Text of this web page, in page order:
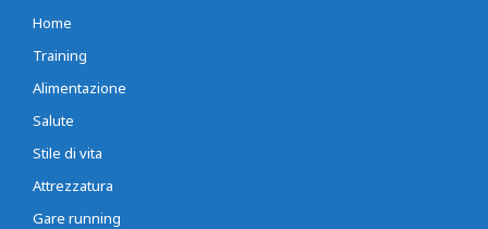
Home
Training
Alimentazione
Salute
Stile di vita
Attrezzatura
Gare running